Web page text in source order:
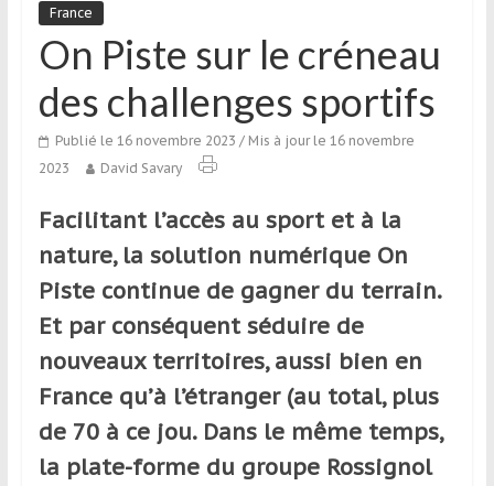
média
sur
tourisme
sportif
qui
s’adresse
voyageurs
ponctuels
ou
réguliers,
pratiquants,
passionnés
ou
simples
spectateurs
de
France
On Piste sur le créneau
des challenges sportifs
Publié le 16 novembre 2023 / Mis à jour le 16 novembre
2023
David Savary
Facilitant l’accès au sport et à la
nature, la solution numérique On
Piste continue de gagner du terrain.
Et par conséquent séduire de
nouveaux territoires, aussi bien en
France qu’à l’étranger (au total, plus
de 70 à ce jou. Dans le même temps,
la plate-forme du groupe Rossignol